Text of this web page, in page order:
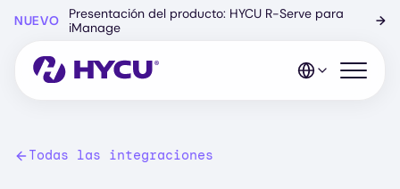
principal
NUEVO
Presentación del producto: HYCU R-Serve para
iManage
→
Abrir el
Todas las integraciones